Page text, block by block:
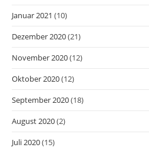
Januar 2021 (10)
Dezember 2020(21)
November 2020(12)
Oktober 2020(12)
September 2020(18)
August 2020(2)
Juli 2020(15)